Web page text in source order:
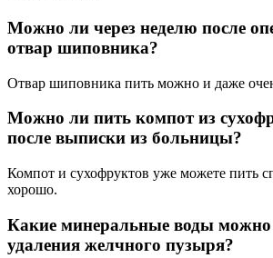
Можно ли через неделю после
отвар шиповника?
Отвар шиповника пить можно и даже
Можно ли пить компот из
после выписки из больницы?
Компот и сухофруктов уже можете пить
хорошо.
Какие минеральные воды можно
удаления желчного пузыря?